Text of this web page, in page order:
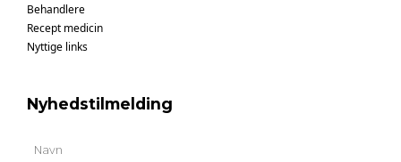
Behandlere
Recept medicin
Nyttige links
Nyhedstilmelding